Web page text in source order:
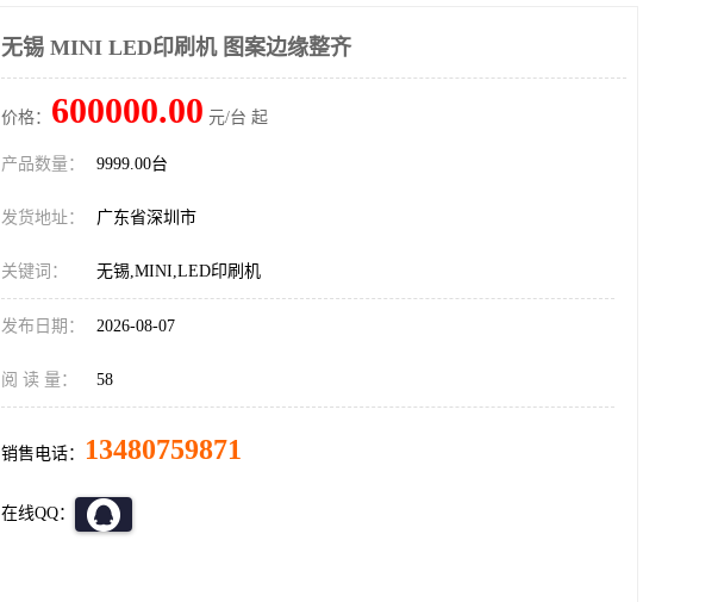
无锡 MINI LED印刷机 图案边缘整齐
价格： 600000.00 元/台 起
产品数量： 9999.00台
发货地址： 广东省深圳市
关键词： 无锡,MINI,LED印刷机
发布日期： 2026-08-07
阅 读 量： 58
销售电话： 13480759871
在线QQ：